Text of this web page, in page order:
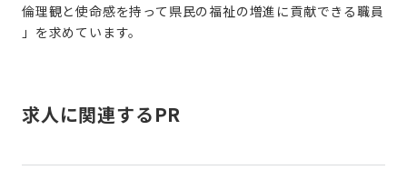
倫理観と使命感を持って県民の福祉の増進に貢献できる職員
」を求めています。
求人に関連するPR